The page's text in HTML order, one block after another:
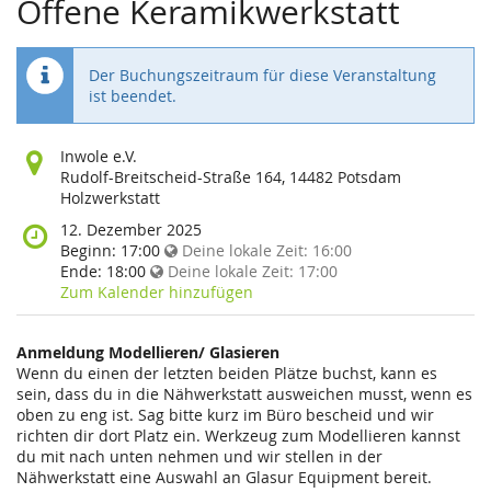
Offene Keramikwerkstatt
Der Buchungszeitraum für diese Veranstaltung
ist beendet.
Wo
findet
diese
statt?
Inwole e.V.
Rudolf-Breitscheid-Straße 164, 14482 Potsdam
Holzwerkstatt
Wann
findet
diese
Veranstaltung
statt?
12. Dezember 2025
Beginn: 17:00 Deine lokale Zeit: 16:00
Ende: 18:00 Deine lokale Zeit: 17:00
Zum Kalender hinzufügen
Anmeldung Modellieren/ Glasieren
Wenn du einen der letzten beiden Plätze buchst, kann es
sein, dass du in die Nähwerkstatt ausweichen musst, wenn es
oben zu eng ist. Sag bitte kurz im Büro bescheid und wir
richten dir dort Platz ein. Werkzeug zum Modellieren kannst
du mit nach unten nehmen und wir stellen in der
Nähwerkstatt eine Auswahl an Glasur Equipment bereit.